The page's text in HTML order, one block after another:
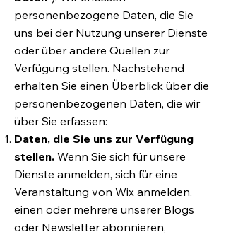
personenbezogene Daten, die Sie
uns bei der Nutzung unserer Dienste
oder über andere Quellen zur
Verfügung stellen. Nachstehend
erhalten Sie einen Überblick über die
personenbezogenen Daten, die wir
über Sie erfassen:
Daten, die Sie uns zur Verfügung
stellen. Wenn Sie sich für unsere
Dienste anmelden, sich für eine
Veranstaltung von Wix anmelden,
einen oder mehrere unserer Blogs
oder Newsletter abonnieren,